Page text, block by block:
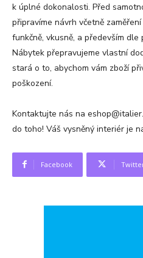
k úplné dokonalosti. Před
připravíme návrh včetně
funkčně, vkusně, a především
Nábytek přepravujeme vlastní
stará o to, abychom vám zboží
poškození.
Kontaktujte nás na
do toho! Váš vysněný interiér je
Facebook